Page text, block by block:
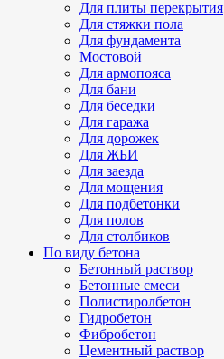
Для плиты перекрытия
Для стяжки пола
Для фундамента
Мостовой
Для армопояса
Для бани
Для беседки
Для гаража
Для дорожек
Для ЖБИ
Для заезда
Для мощения
Для подбетонки
Для полов
Для столбиков
По виду бетона
Бетонный раствор
Бетонные смеси
Полистиролбетон
Гидробетон
Фибробетон
Цементный раствор